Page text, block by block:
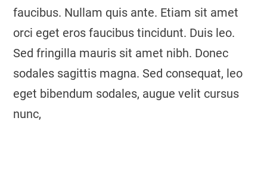
faucibus. Nullam quis ante. Etiam sit amet
orci eget eros faucibus tincidunt. Duis leo.
Sed fringilla mauris sit amet nibh. Donec
sodales sagittis magna. Sed consequat, leo
eget bibendum sodales, augue velit cursus
nunc,